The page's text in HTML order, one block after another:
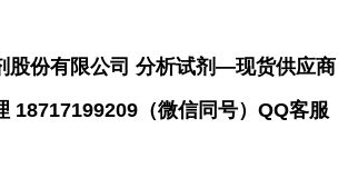
股份有限公司 分析试剂—现货供应商
18717199209（微信同号）QQ客服